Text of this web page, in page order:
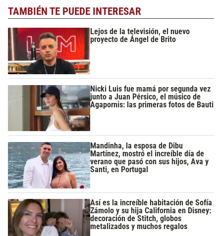
TAMBIÉN TE PUEDE INTERESAR
Lejos de la televisión, el nuevo
proyecto de Ángel de Brito
Nicki Luis fue mamá por segunda vez
junto a Juan Pérsico, el músico de
Agapornis: las primeras fotos de Bauti
Mandinha, la esposa de Dibu
Martínez, mostró el increíble día de
verano que pasó con sus hijos, Ava y
Santi, en Portugal
Así es la increíble habitación de Sofía
Zámolo y su hija California en Disney:
decoración de Stitch, globos
metalizados y muchos regalos